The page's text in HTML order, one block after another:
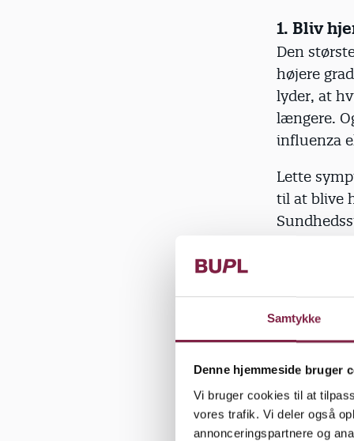
Samtykke
Denne hjemmeside bruger
Vi bruger cookies til at
vores trafik. Vi deler også
annonceringspartnere og
1. Bliv
Den
højere
lyder, at
længere.
influenza
Lette
til at blive
2.
Der har
fire dage,
mere. Det
syg, kan